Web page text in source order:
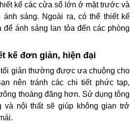
kế các cửa sổ lớn ở mặt trước và
ánh sáng. Ngoài ra, có thể thiết kế
ánh sáng lan tỏa đến các phòng
kế đơn giản, hiện đại
giản thường được ưa chuộng cho
nên tránh các chi tiết phức tạp,
thoáng đãng hơn. Sử dụng tông
và nội thất sẽ giúp không gian trở